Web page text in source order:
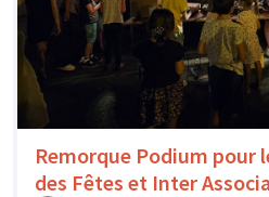
Remorque Podium pour
des Fêtes et Inter